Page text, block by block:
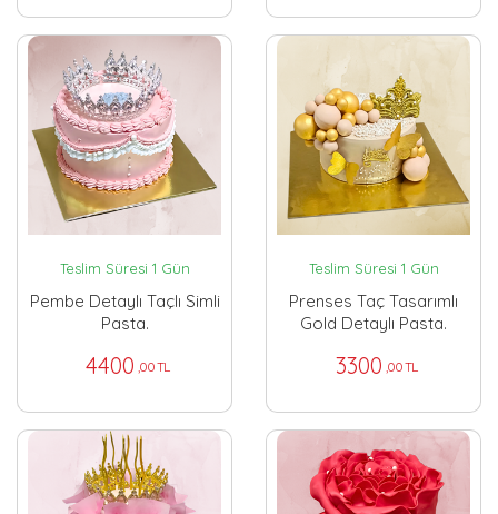
Teslim Süresi 1 Gün
Pembe Detaylı Taçlı Simli
Pasta.
4400 ,00 TL
Teslim Süresi 1 Gün
Prenses Taç Tasarımlı
Gold Detaylı Pasta.
3300 ,00 TL